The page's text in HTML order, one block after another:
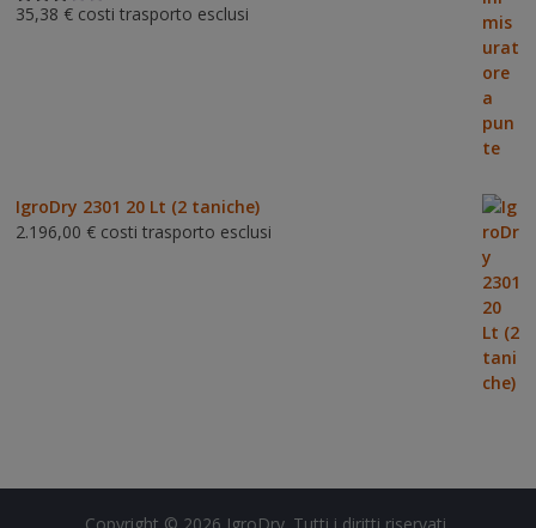
Valutat
35,38 € costi trasporto esclusi
IgroDry 2301 20 Lt (2 taniche)
2.196,00 € costi trasporto esclusi
Copyright © 2026 IgroDry . Tutti i diritti riservati.